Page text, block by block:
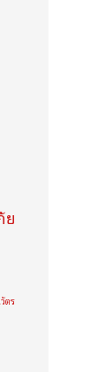
ย
ตร